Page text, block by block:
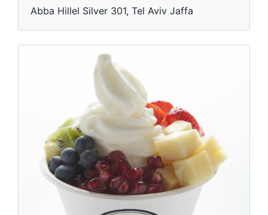
Abba Hillel Silver 301, Tel Aviv Jaffa